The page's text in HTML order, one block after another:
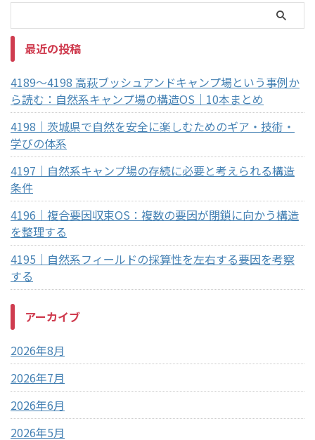
最近の投稿
4189～4198 高萩ブッシュアンドキャンプ場という事例か
ら読む：自然系キャンプ場の構造OS｜10本まとめ
4198｜茨城県で自然を安全に楽しむためのギア・技術・
学びの体系
4197｜自然系キャンプ場の存続に必要と考えられる構造
条件
4196｜複合要因収束OS：複数の要因が閉鎖に向かう構造
を整理する
4195｜自然系フィールドの採算性を左右する要因を考察
する
アーカイブ
2026年8月
2026年7月
2026年6月
2026年5月